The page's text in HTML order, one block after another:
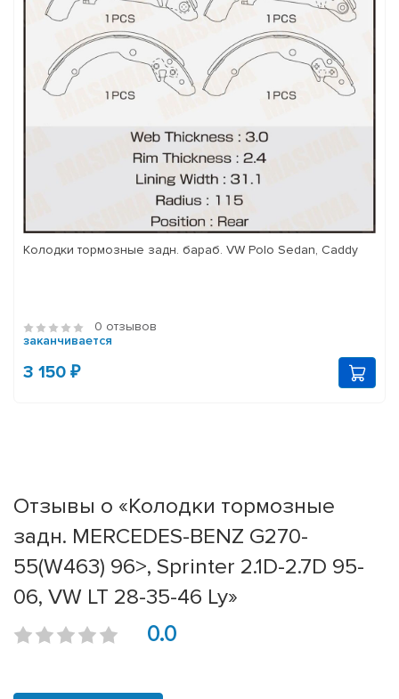
Колодки тормозные задн. бараб. VW Polo Sedan, Caddy
0 отзывов
заканчивается
3 150 ₽
Отзывы о «Колодки тормозные
задн. MERCEDES-BENZ G270-
55(W463) 96>, Sprinter 2.1D-2.7D 95-
06, VW LT 28-35-46 Ly»
0.0